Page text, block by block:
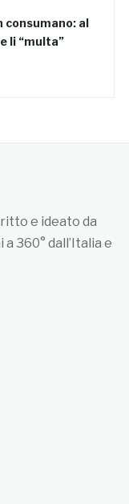
consumano: al
li “multa”
e ideato da
360° dall’Italia e